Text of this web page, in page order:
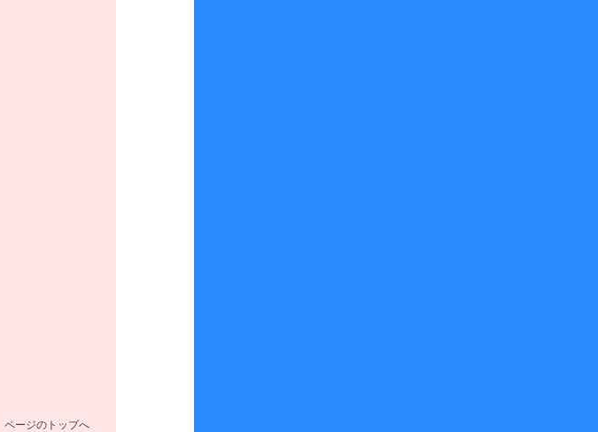
ページのトップへ